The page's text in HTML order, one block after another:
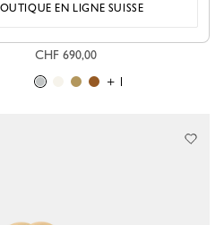
Sac à main S Daylong
CHF 690,00
+ 1
EN LIGNE SUISSE